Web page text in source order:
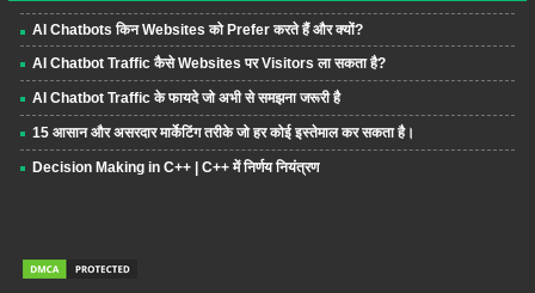
AI Chatbots किन Websites को Prefer करते हैं और क्यों?
AI Chatbot Traffic कैसे Websites पर Visitors ला सकता है?
AI Chatbot Traffic के फायदे जो अभी से समझना जरूरी है
15 आसान और असरदार मार्केटिंग तरीके जो हर कोई इस्तेमाल कर सकता है।
Decision Making in C++ | C++ में निर्णय नियंत्रण